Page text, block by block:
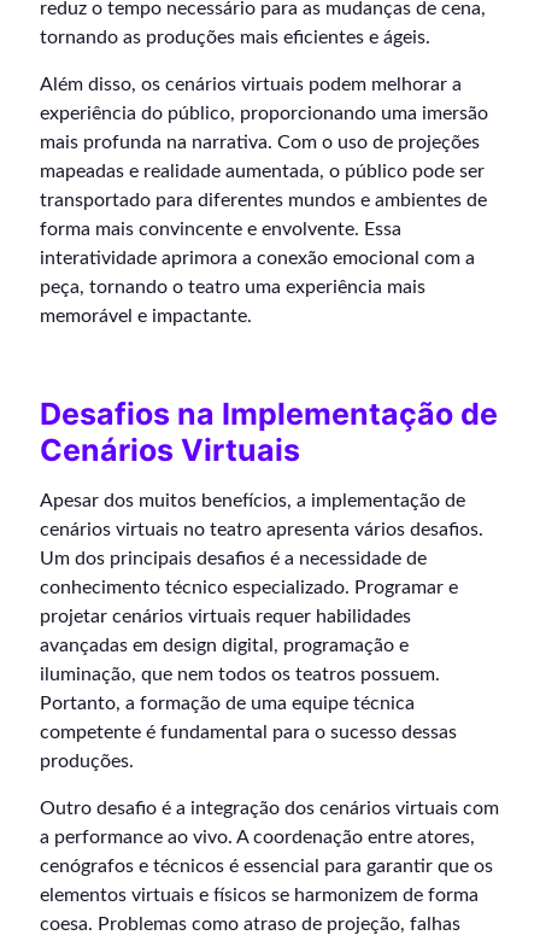
reduz o tempo necessário para as mudanças de cena,
tornando as produções mais eficientes e ágeis.
Além disso, os cenários virtuais podem melhorar a
experiência do público, proporcionando uma imersão
mais profunda na narrativa. Com o uso de projeções
mapeadas e realidade aumentada, o público pode ser
transportado para diferentes mundos e ambientes de
forma mais convincente e envolvente. Essa
interatividade aprimora a conexão emocional com a
peça, tornando o teatro uma experiência mais
memorável e impactante.
Desafios na Implementação de
Cenários Virtuais
Apesar dos muitos benefícios, a implementação de
cenários virtuais no teatro apresenta vários desafios.
Um dos principais desafios é a necessidade de
conhecimento técnico especializado. Programar e
projetar cenários virtuais requer habilidades
avançadas em design digital, programação e
iluminação, que nem todos os teatros possuem.
Portanto, a formação de uma equipe técnica
competente é fundamental para o sucesso dessas
produções.
Outro desafio é a integração dos cenários virtuais com
a performance ao vivo. A coordenação entre atores,
cenógrafos e técnicos é essencial para garantir que os
elementos virtuais e físicos se harmonizem de forma
coesa. Problemas como atraso de projeção, falhas